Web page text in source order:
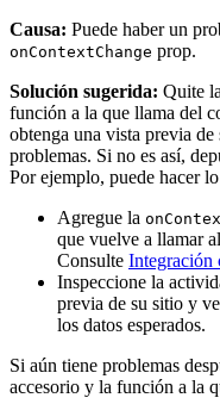
Causa: Puede haber un
onContextChange prop.
Solución sugerida: Quite la
función a la que llama del
obtenga una vista previa
problemas. Si no es así,
Por ejemplo, puede hacer
Agregue la
que vuelve a llamar
Consulte Integración
Inspeccione la
previa de su sitio y
los datos esperados.
Si aún tiene problemas
accesorio y la función a la